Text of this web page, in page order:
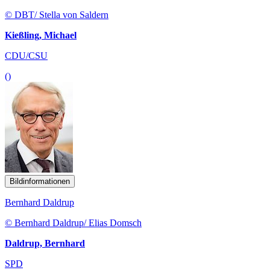
© DBT/ Stella von Saldern
Kießling, Michael
CDU/CSU
()
Bildinformationen
Bernhard Daldrup
© Bernhard Daldrup/ Elias Domsch
Daldrup, Bernhard
SPD